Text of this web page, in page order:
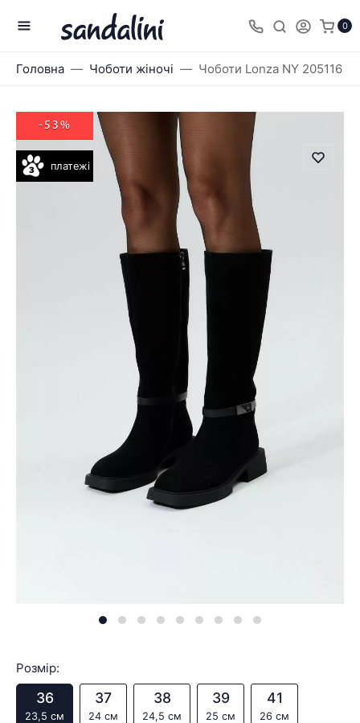
0
Головна Чоботи жіночі Чоботи Lonza NY 205116
платежі
-53%
Розмір:
36
23,5 см
37
24 см
38
24,5 см
39
25 см
41
26 см